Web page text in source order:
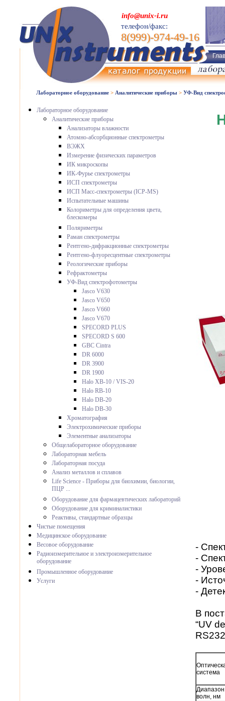
info@unix-i.ru
телефон/факс:
8(999)-974-49-16
Лабораторное оборудование > Аналитические приборы > УФ-Вид
Лабораторное оборудование
Аналитические приборы
Анализаторы влажности
Атомно-абсорбционные спектрометры
ВЭЖХ
Измерение физических параметров
ИК микроскопы
ИК-Фурье спектрометры
ИСП спектрометры
ИСП Масс-спектрометры (ICP-MS)
Испытательные машины
Колориметры для определения цвета,
блескомеры
Поляриметры
Раман спектрометры
Рентгено-дифракционные спектрометры
Рентгено-флуоресцентные спектрометры
Реологические приборы
Рефрактометры
УФ-Вид спектрофотометры
Jasco V630
Jasco V650
Jasco V660
Jasco V670
SPECORD PLUS
SPECORD S 600
GBC Cintra
DR 6000
DR 3900
DR 1900
Halo XB-10 / VIS-20
Halo RB-10
Halo DB-20
Halo DB-30
Хроматография
Электрохимические приборы
Элементные анализаторы
Общелабораторное оборудование
Лабораторная мебель
Лабораторная посуда
Анализ металлов и сплавов
Life Science - Приборы для биохимии, биологии,
ПЦР ...
Оборудование для фармацевтических лабораторий
Оборудование для криминалистики
Реактивы, стандартные образцы
Чистые помещения
Медицинское оборудование
Весовое оборудование
Радиоизмерительное и электроизмерительное
оборудование
Промышленное оборудование
Услуги
-
-
-
-
-
В
“UV
система
волн, нм